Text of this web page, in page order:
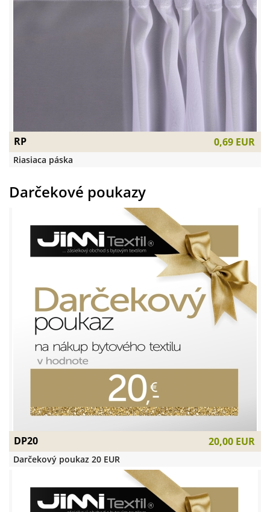
RP 0,69 EUR
Riasiaca páska
DP20 20,00 EUR
Darčekový poukaz 20 EUR
Darčekové poukazy